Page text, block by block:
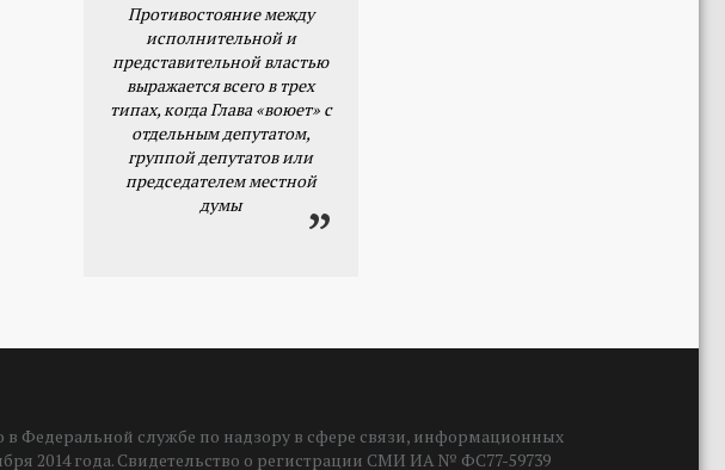
Противостояние между
исполнительной и
представительной властью
выражается всего в трех
типах, когда Глава «воюет» с
отдельным депутатом,
группой депутатов или
председателем местной
думы
Федеральной службе по надзору в сфере связи, информационных
2014 года. Свидетельство о регистрации СМИ ИА № ФС77-59739